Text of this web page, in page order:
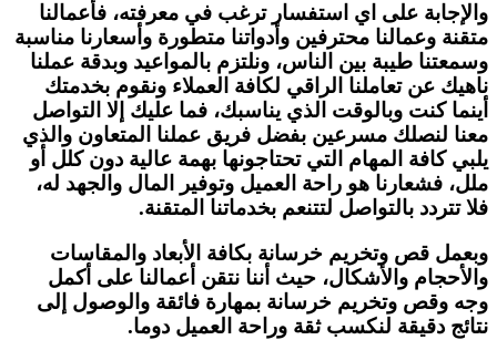
والإجابة على اي استفسار ترغب في معرفته، فأعمالنا
متقنة وعمالنا محترفين وأدواتنا متطورة وأسعارنا مناسبة
وسمعتنا طيبة بين الناس، ونلتزم بالمواعيد وبدقة عملنا
ناهيك عن تعاملنا الراقي لكافة العملاء ونقوم بخدمتك
أينما كنت وبالوقت الذي يناسبك، فما عليك إلا التواصل
معنا لنصلك مسرعين بفضل فريق عملنا المتعاون والذي
يلبي كافة المهام التي تحتاجونها بهمة عالية دون كلل أو
ملل، فشعارنا هو راحة العميل وتوفير المال والجهد له،
فلا تتردد بالتواصل لتتنعم بخدماتنا المتقنة.
وبعمل قص وتخريم خرسانة بكافة الأبعاد والمقاسات
والأحجام والأشكال، حيث أننا نتقن أعمالنا على أكمل
وجه وقص وتخريم خرسانة بمهارة فائقة والوصول إلى
نتائج دقيقة لنكسب ثقة وراحة العميل دوما.